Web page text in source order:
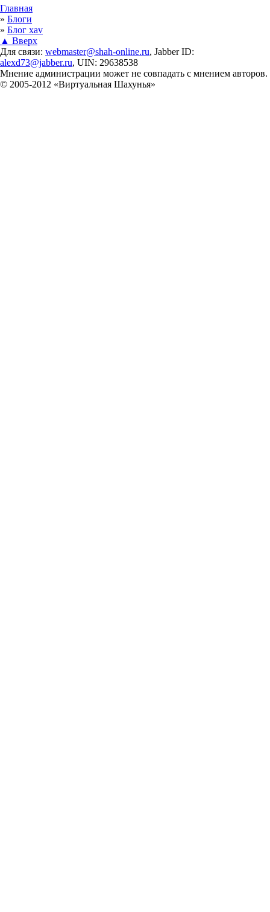
Вы здесь
Главная
» Блоги
» Блог xav
▲ Вверх
Для связи: webmaster@shah-online.ru, Jabber ID:
alexd73@jabber.ru, UIN: 29638538
Мнение администрации может не совпадать с мнением авторов.
© 2005-2012 «Виртуальная Шахунья»